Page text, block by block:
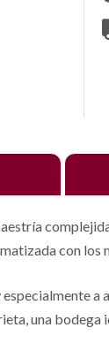
con los
una bodega